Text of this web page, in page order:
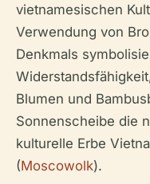
vietnamesischen
Verwendung von
Denkmals
Blumen und
Sonnenscheibe die
kulturelle Erbe
(Moscowolk).